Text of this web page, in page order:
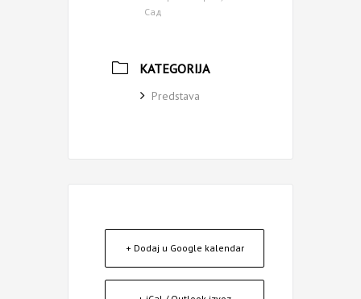
Сад
KATEGORIJA
Predstava
+ Dodaj u Google kalendar